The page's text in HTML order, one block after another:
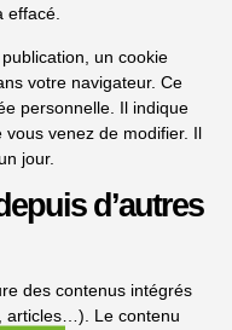
effacé.
un cookie
votre navigateur. Ce
personnelle. Il indique
vous venez de modifier. Il
jour.
d’autres
des contenus intégrés
articles…). Le contenu